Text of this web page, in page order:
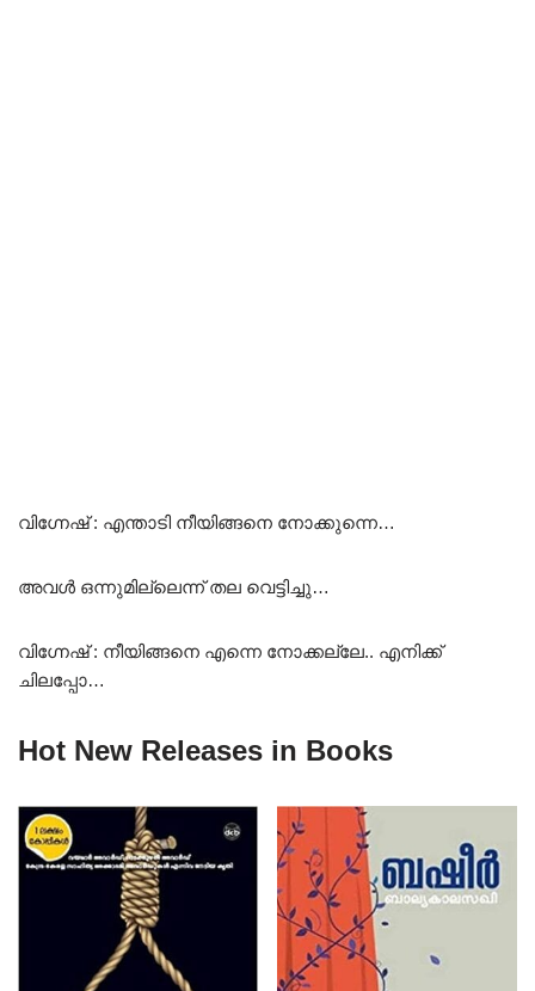
വിഗ്നേഷ് : എന്താടി നീയിങ്ങനെ നോക്കുന്നെ…
അവൾ ഒന്നുമില്ലെന്ന് തല വെട്ടിച്ചു…
വിഗ്നേഷ് : നീയിങ്ങനെ എന്നെ നോക്കല്ലേ.. എനിക്ക്
ചിലപ്പോ…
Hot New Releases in Books